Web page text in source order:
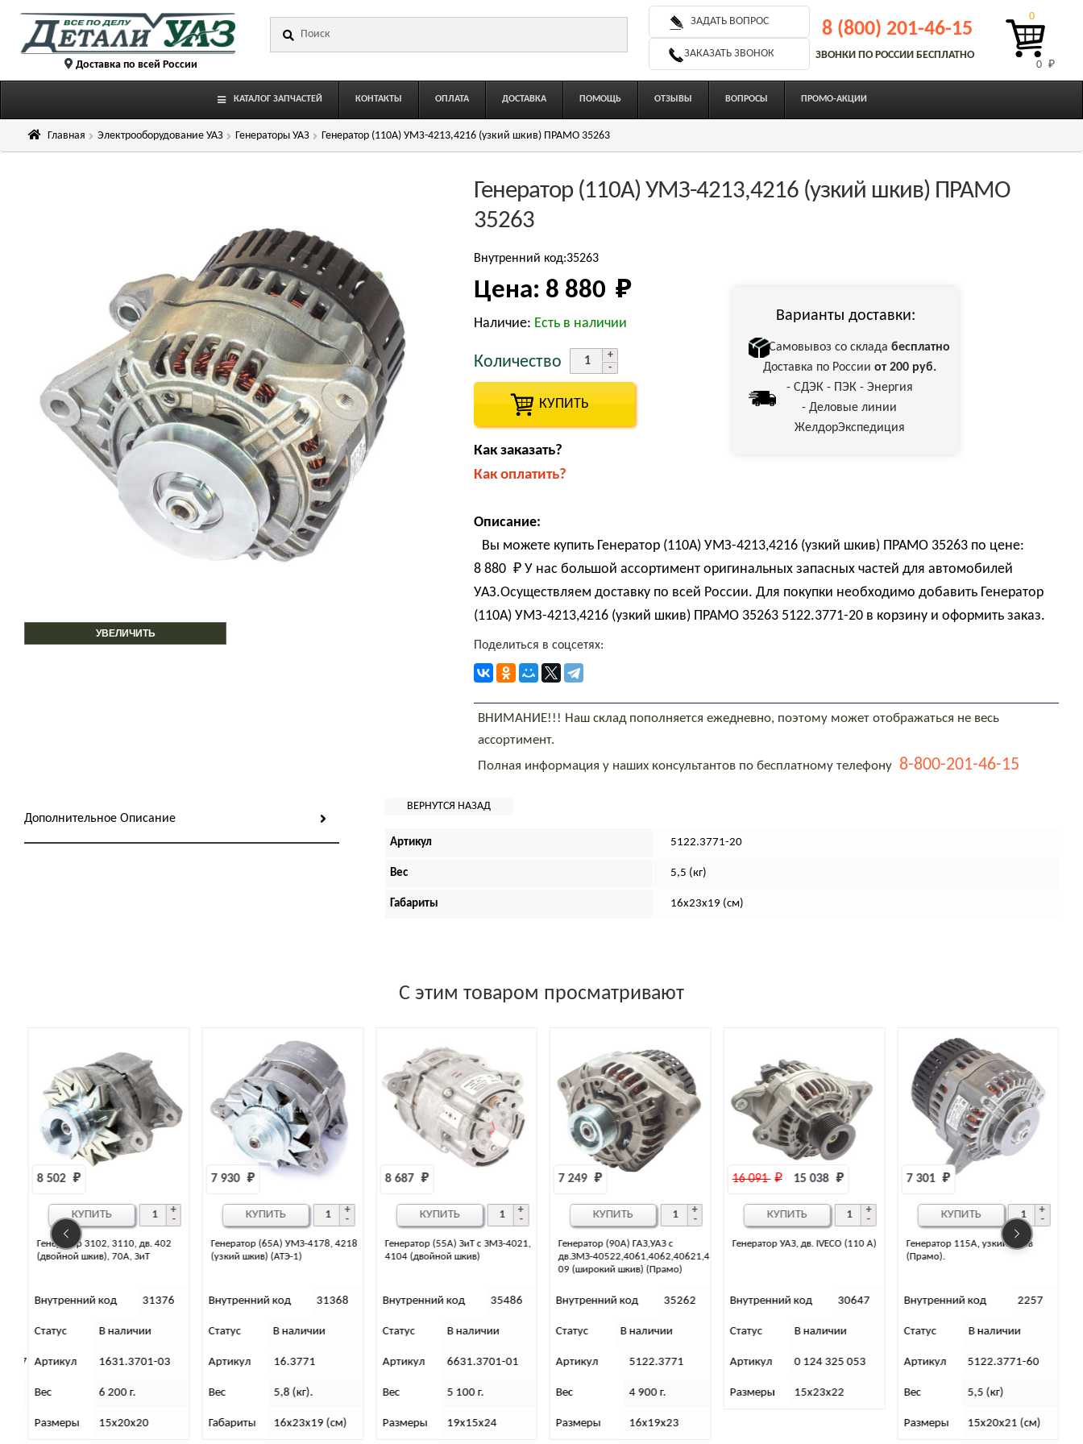
Перейти
Перейти
содержимому Доставка по всей России
ЗАДАТЬ ВОПРОС
ЗАКАЗАТЬ ЗВОНОК
8 (800) 201-46-15
ЗВОНКИ ПО РОССИИ БЕСПЛАТНО
0 ₽
0
КАТАЛОГ ЗАПЧАСТЕЙ КОНТАКТЫ ОПЛАТА ДОСТАВКА ПОМОЩЬ ОТЗЫВЫ ВОПРОСЫ ПРОМО-АКЦИИ
Главная Электрооборудование УАЗ Генераторы УАЗ Генератор (110А) УМЗ-4213,4216 (узкий шкив) ПРАМО 35263
УВЕЛИЧИТЬ
Генератор (110А) УМЗ-4213,4216 (узкий шкив) ПРАМО
35263
Внутренний код:35263
Цена: 8 880 ₽
Наличие: Есть в наличии Варианты доставки:
Самовывоз со складабесплатно
Доставка по России от 200 руб.
- СДЭК - ПЭК - Энергия
- Деловые линии
ЖелдорЭкспедиция
Количество
КУПИТЬ
Как заказать?
Как оплатить?
Описание:
Вы можете купить Генератор (110А) УМЗ-4213,4216 (узкий шкив) ПРАМО 35263 по цене:
8 880 ₽ У нас большой ассортимент оригинальных запасных частей для автомобилей
УАЗ.Осуществляем доставку по всей России. Для покупки необходимо добавить Генератор
(110А) УМЗ-4213,4216 (узкий шкив) ПРАМО 35263 5122.3771-20 в корзину и оформить заказ.
Поделиться в соцсетях:
ВНИМАНИЕ!!! Наш склад пополняется ежедневно, поэтому может отображаться не весь
ассортимент.
Полная информация у наших консультантов по бесплатному телефону 8-800-201-46-15
Дополнительное Описание
Артикул 5122.3771-20
Вес 5,5 (кг)
Габариты 16х23х19 (см)
С этим товаром просматривают
Генератор (65А) УМЗ-4178, 4218
(узкий шкив) (АТЭ-1)
7 930 ₽
Внутренний код 31368
Статус В наличии
Артикул 16.3771
Вес 5,8 (кг).
Габариты 16х23х19 (см)
КУПИТЬ
Генератор (55А) ЗиТ с ЗМЗ-4021,
4104 (двойной шкив)
8 687 ₽
Внутренний код 35486
Статус В наличии
Артикул 6631.3701-01
Вес 5 100 г.
Размеры 19х15х24
КУПИТЬ
Генератор (90А) ГАЗ,УАЗ с
дв.ЗМЗ-40522,4061,4062,40621,4
7 249 ₽
Внутренний код 35262
Статус В наличии
Артикул 5122.3771
Вес 4 900 г.
Размеры 16х19х23
КУПИТЬ
Генератор УАЗ, дв. IVECO (110 А)
16 091 ₽
Внутренний код 30647
Статус В наличии
Артикул 0 124 325 053
Размеры 15х23х22
КУПИТЬ
Генератор 115А, узкий шкив
7 301 ₽
Внутренний код 2257
Статус В наличии
Артикул 5122.3771-60
Вес 5,5 (кг)
КУПИТЬ
Генератор120А УМЗ узкий шкив
(Электром)
Внутренний код 33912
Статус Нет в наличии
Артикул 3722.3771-184